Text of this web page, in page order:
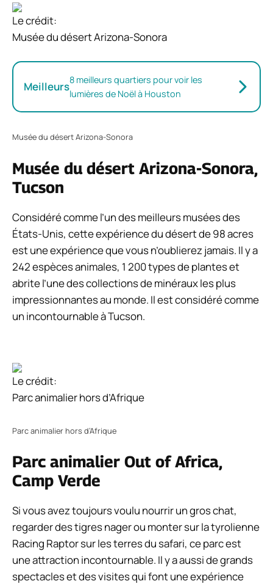
Le crédit:
Musée du désert Arizona-Sonora
Meilleurs8 meilleurs quartiers pour voir les
lumières de Noël à Houston
Musée du désert Arizona-Sonora
Musée du désert Arizona-Sonora,
Tucson
Considéré comme l’un des meilleurs musées des
États-Unis, cette expérience du désert de 98 acres
est une expérience que vous n’oublierez jamais. Il y a
242 espèces animales, 1 200 types de plantes et
abrite l’une des collections de minéraux les plus
impressionnantes au monde. Il est considéré comme
un incontournable à Tucson.
Le crédit:
Parc animalier hors d’Afrique
Parc animalier hors d’Afrique
Parc animalier Out of Africa,
Camp Verde
Si vous avez toujours voulu nourrir un gros chat,
regarder des tigres nager ou monter sur la tyrolienne
Racing Raptor sur les terres du safari, ce parc est
une attraction incontournable. Il y a aussi de grands
spectacles et des visites qui font une expérience